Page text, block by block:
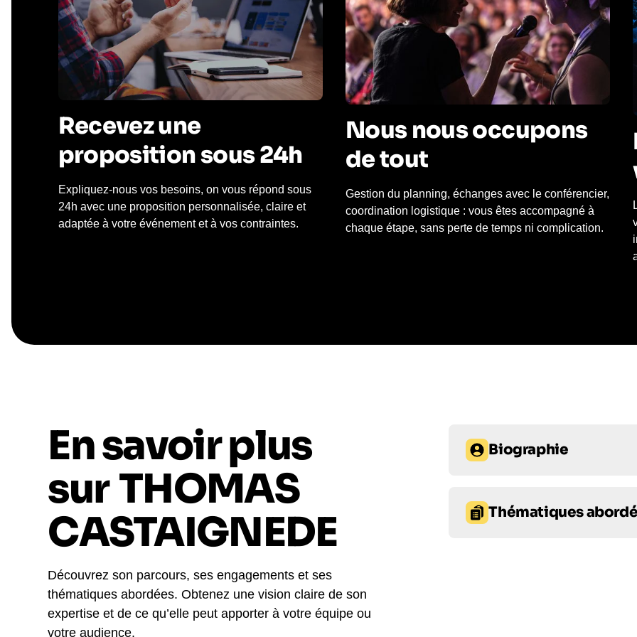
Recevez une
proposition sous 24h
Expliquez-nous vos besoins, on vous répond sous
24h avec une proposition personnalisée, claire et
adaptée à votre événement et à vos contraintes.
Nous nous occupons
de tout
Gestion du planning, échanges avec le conférencier,
coordination logistique : vous êtes accompagné à
chaque étape, sans perte de temps ni complication.
En savoir plus
sur THOMAS
CASTAIGNEDE
Découvrez son parcours, ses engagements et ses
thématiques abordées. Obtenez une vision claire de son
expertise et de ce qu’elle peut apporter à votre équipe ou
votre audience.
Biographie
immense, a brillé sur les terrains
titres prestigieux.
Thématiques